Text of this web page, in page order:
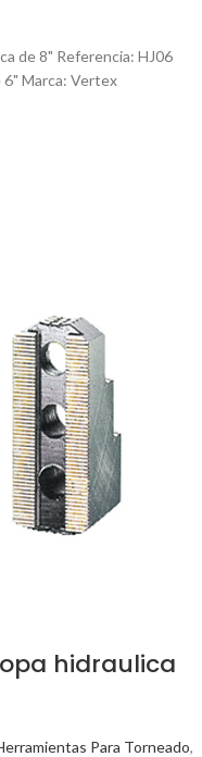
de 8" Referencia: HJ06
6" Marca: Vertex
hidraulica
Para Torneado,